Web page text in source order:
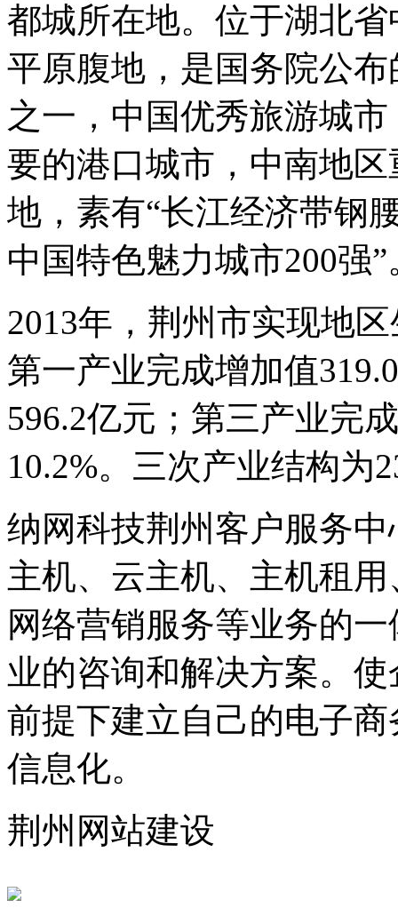
都城所在地。位于湖北
平原腹地，是国务院公
之一，中国优秀旅游城
要的港口城市，中南地
地，素有“长江经济带钢
中国特色魅力城市200强”
2013年，荆州市实现地
第一产业完成增加值
596.2亿元；第三产业完
10.2%。三次产业结构为
纳网科技荆州客户服务
主机、云主机、主机租
网络营销服务等业务的
业的咨询和解决方案。
前提下建立自己的电子
信息化。
荆州网站建设